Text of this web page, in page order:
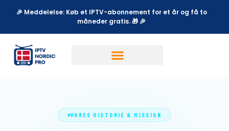
🎉 Meddelelse: Køb et IPTV-abonnement for et år og få to
måneder gratis. 🎁 🎉
VORES HISTORIE & MISSION